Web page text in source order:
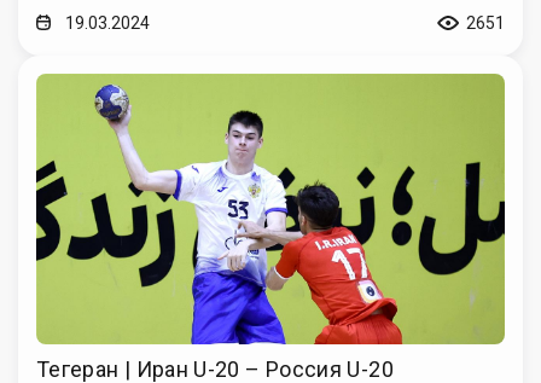
19.03.2024 2651
Тегеран | Иран U-20 – Россия U-20